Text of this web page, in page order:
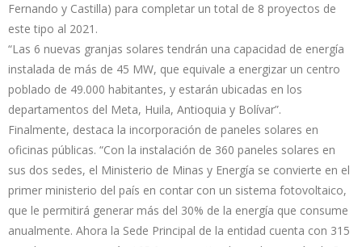
Fernando y Castilla) para completar un total de 8 proyectos de
este tipo al 2021.
“Las 6 nuevas granjas solares tendrán una capacidad de energía
instalada de más de 45 MW, que equivale a energizar un centro
poblado de 49.000 habitantes, y estarán ubicadas en los
departamentos del Meta, Huila, Antioquia y Bolívar”.
Finalmente, destaca la incorporación de paneles solares en
oficinas públicas. “Con la instalación de 360 paneles solares en
sus dos sedes, el Ministerio de Minas y Energía se convierte en el
primer ministerio del país en contar con un sistema fotovoltaico,
que le permitirá generar más del 30% de la energía que consume
anualmente. Ahora la Sede Principal de la entidad cuenta con 315